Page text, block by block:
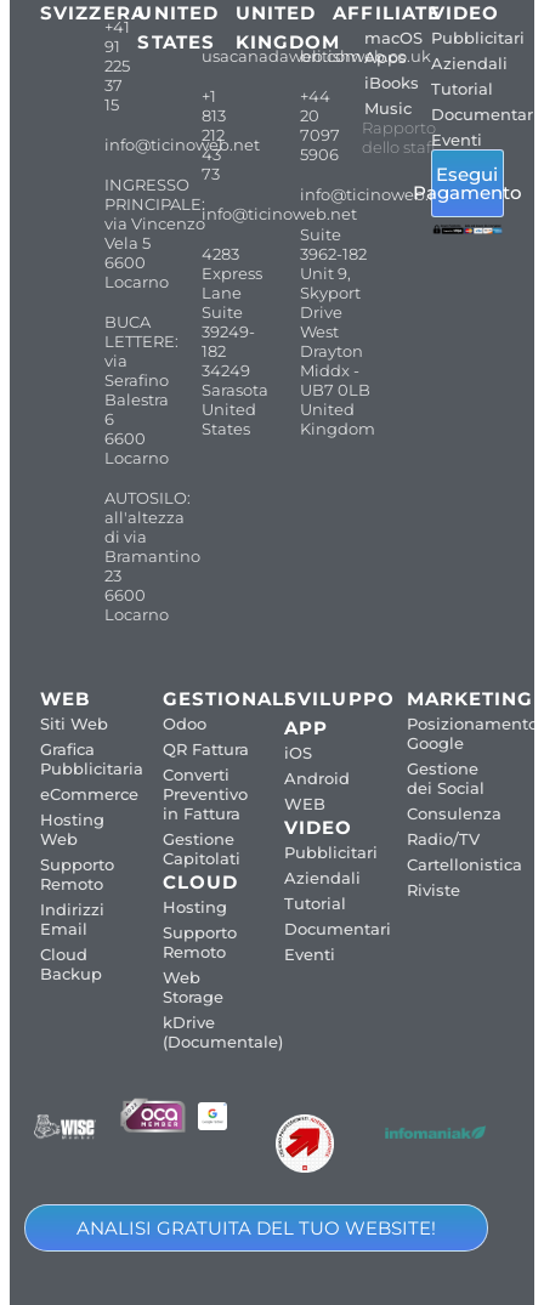
SVIZZERA
+41
91
225
37
15
info@ticinoweb.net
INGRESSO
PRINCIPALE:
via Vincenzo
Vela 5
6600
Locarno
BUCA
LETTERE:
via
Serafino
Balestra
6
6600
Locarno
AUTOSILO:
all'altezza
di via
Bramantino
23
6600
Locarno
UNITED
STATES
usacanadaweb.com
+1
813
212
43
73
info@ticinoweb.net
4283
Express
Lane
Suite
39249-
182
34249
Sarasota
United
States
UNITED
KINGDOM
britishweb.co.uk
+44
20
7097
5906
info@ticinoweb.net
Suite
3962-182
Unit 9,
Skyport
Drive
West
Drayton
Middx -
UB7 0LB
United
Kingdom
AFFILIATE
macOS
Apps
iBooks
Music
Rapporto
dello staff
VIDEO
Pubblicitari
Aziendali
Tutorial
Documentari
Eventi
Esegui
Pagamento
WEB
Siti Web
Grafica
Pubblicitaria
eCommerce
Hosting
Web
Supporto
Remoto
Indirizzi
Email
Cloud
Backup
GESTIONALI
Odoo
QR Fattura
Converti
Preventivo
in Fattura
Gestione
Capitolati
CLOUD
Hosting
Supporto
Remoto
Web
Storage
kDrive
(Documentale)
SVILUPPO
APP
iOS
Android
WEB
VIDEO
Pubblicitari
Aziendali
Tutorial
Documentari
Eventi
MARKETING
Posizionamento
Google
Gestione
dei Social
Consulenza
Radio/TV
Cartellonistica
Riviste
ANALISI GRATUITA DEL TUO WEBSITE!